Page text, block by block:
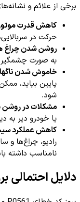
برخی از علائم و
کاهش قدرت
حرکت در
روشن شدن چراغ
به صورت
خاموش شدن
پایین بیاید،
شود.
مشکلات در
یا خودرو دیر به
کاهش عملکرد
رادیو، چراغ‌ها و
نامناسب داشته
دلایل احتمالی